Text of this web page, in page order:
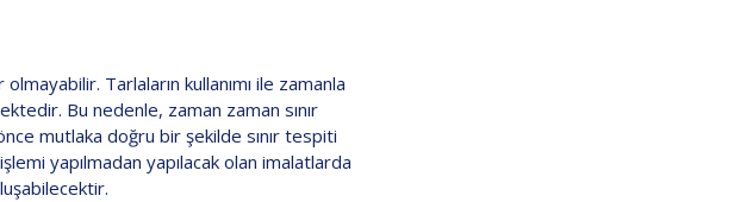
Tarlaların kullanımı ile zamanla
Bu nedenle, zaman zaman sınır
mutlaka doğru bir şekilde sınır tespiti
yapılmadan yapılacak olan imalatlarda